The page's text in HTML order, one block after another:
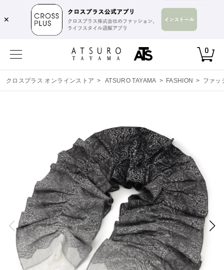
✕
0
クロスプラス オンラインストア > ATSURO TAYAMA > FASHION > ファッ